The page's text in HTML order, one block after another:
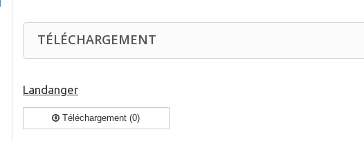
TÉLÉCHARGEMENT
Landanger
Téléchargement (0)